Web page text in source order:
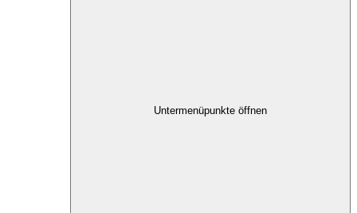
Untermenüpunkte öffnen